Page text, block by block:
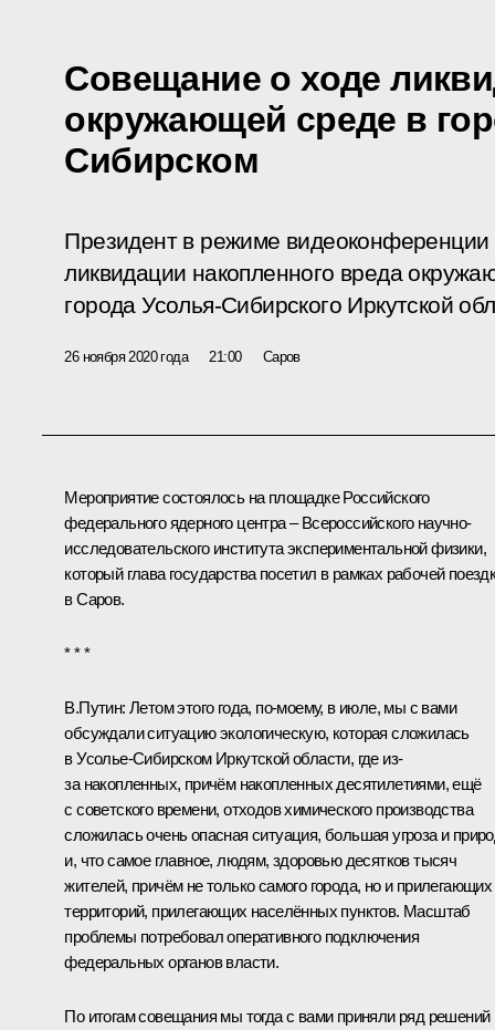
Совещание о ходе
окружающей среде в
Сибирском
Президент в режиме
ликвидации накопленного вреда
города Усолья-Сибирского Иркутской
26 ноября 2020 года 21:00 Саров
Мероприятие состоялось на площадке Российского
федерального ядерного центра – Всероссийского научно-
исследовательского института экспериментальной физики,
который глава государства посетил в рамках рабочей
в Саров.
* * *
В.Путин: Летом этого года, по-моему, в июле, мы с вами
обсуждалиситуацию экологическую, которая сложилась
в Усолье-Сибирском Иркутской области, где из-
за накопленных, причём накопленных десятилетиями, ещё
с советского времени, отходов химического производства
сложилась очень опасная ситуация, большая угроза и
и, что самое главное, людям, здоровью десятков тысяч
жителей, причём не только самого города, но и прилегающих
территорий, прилегающих населённых пунктов. Масштаб
проблемы потребовал оперативного подключения
федеральных органов власти.
По итогам совещания мы тогда с вами приняли ряд решений